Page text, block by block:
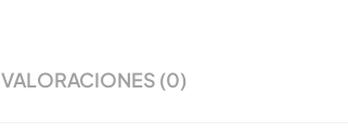
VALORACIONES (0)